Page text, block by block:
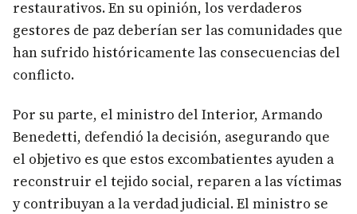
restaurativos. En su opinión, los verdaderos
gestores de paz deberían ser las comunidades que
han sufrido históricamente las consecuencias del
conflicto.
Por su parte, el ministro del Interior, Armando
Benedetti, defendió la decisión, asegurando que
el objetivo es que estos excombatientes ayuden a
reconstruir el tejido social, reparen a las víctimas
y contribuyan a la verdad judicial. El ministro se